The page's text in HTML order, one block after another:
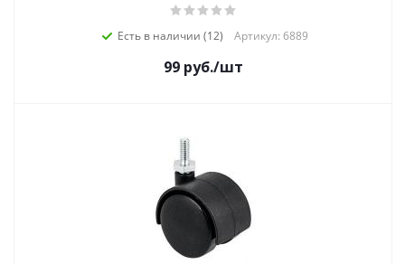
Есть в наличии (12) Артикул: 6889
99 руб./шт